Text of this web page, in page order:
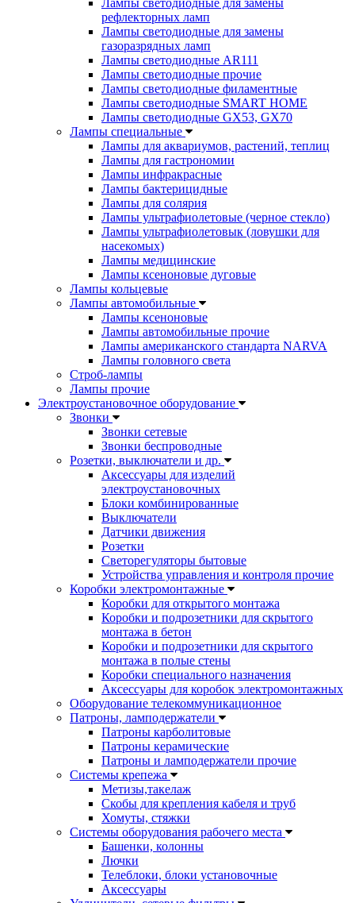
Лампы светодиодные для замены
рефлекторных ламп
Лампы светодиодные для замены
газоразрядных ламп
Лампы светодиодные AR111
Лампы светодиодные прочие
Лампы светодиодные филаментные
Лампы светодиодные SMART HOME
Лампы светодиодные GX53, GX70
Лампы специальные
Лампы для аквариумов, растений, теплиц
Лампы для гастрономии
Лампы инфракрасные
Лампы бактерицидные
Лампы для солярия
Лампы ультрафиолетовые (черное стекло)
Лампы ультрафиолетовык (ловушки для
насекомых)
Лампы медицинские
Лампы ксеноновые дуговые
Лампы кольцевые
Лампы автомобильные
Лампы ксеноновые
Лампы автомобильные прочие
Лампы американского стандарта NARVA
Лампы головного света
Строб-лампы
Лампы прочие
Электроустановочное оборудование
Звонки
Звонки сетевые
Звонки беспроводные
Розетки, выключатели и др.
Аксессуары для изделий
электроустановочных
Блоки комбинированные
Выключатели
Датчики движения
Розетки
Светорегуляторы бытовые
Устройства управления и контроля прочие
Коробки электромонтажные
Коробки для открытого монтажа
Коробки и подрозетники для скрытого
монтажа в бетон
Коробки и подрозетники для скрытого
монтажа в полые стены
Коробки специального назначения
Аксессуары для коробок электромонтажных
Оборудование телекоммуникационное
Патроны, ламподержатели
Патроны карболитовые
Патроны керамические
Патроны и ламподержатели прочие
Системы крепежа
Метизы,такелаж
Скобы для крепления кабеля и труб
Хомуты, стяжки
Системы оборудования рабочего места
Башенки, колонны
Лючки
Телеблоки, блоки установочные
Аксессуары